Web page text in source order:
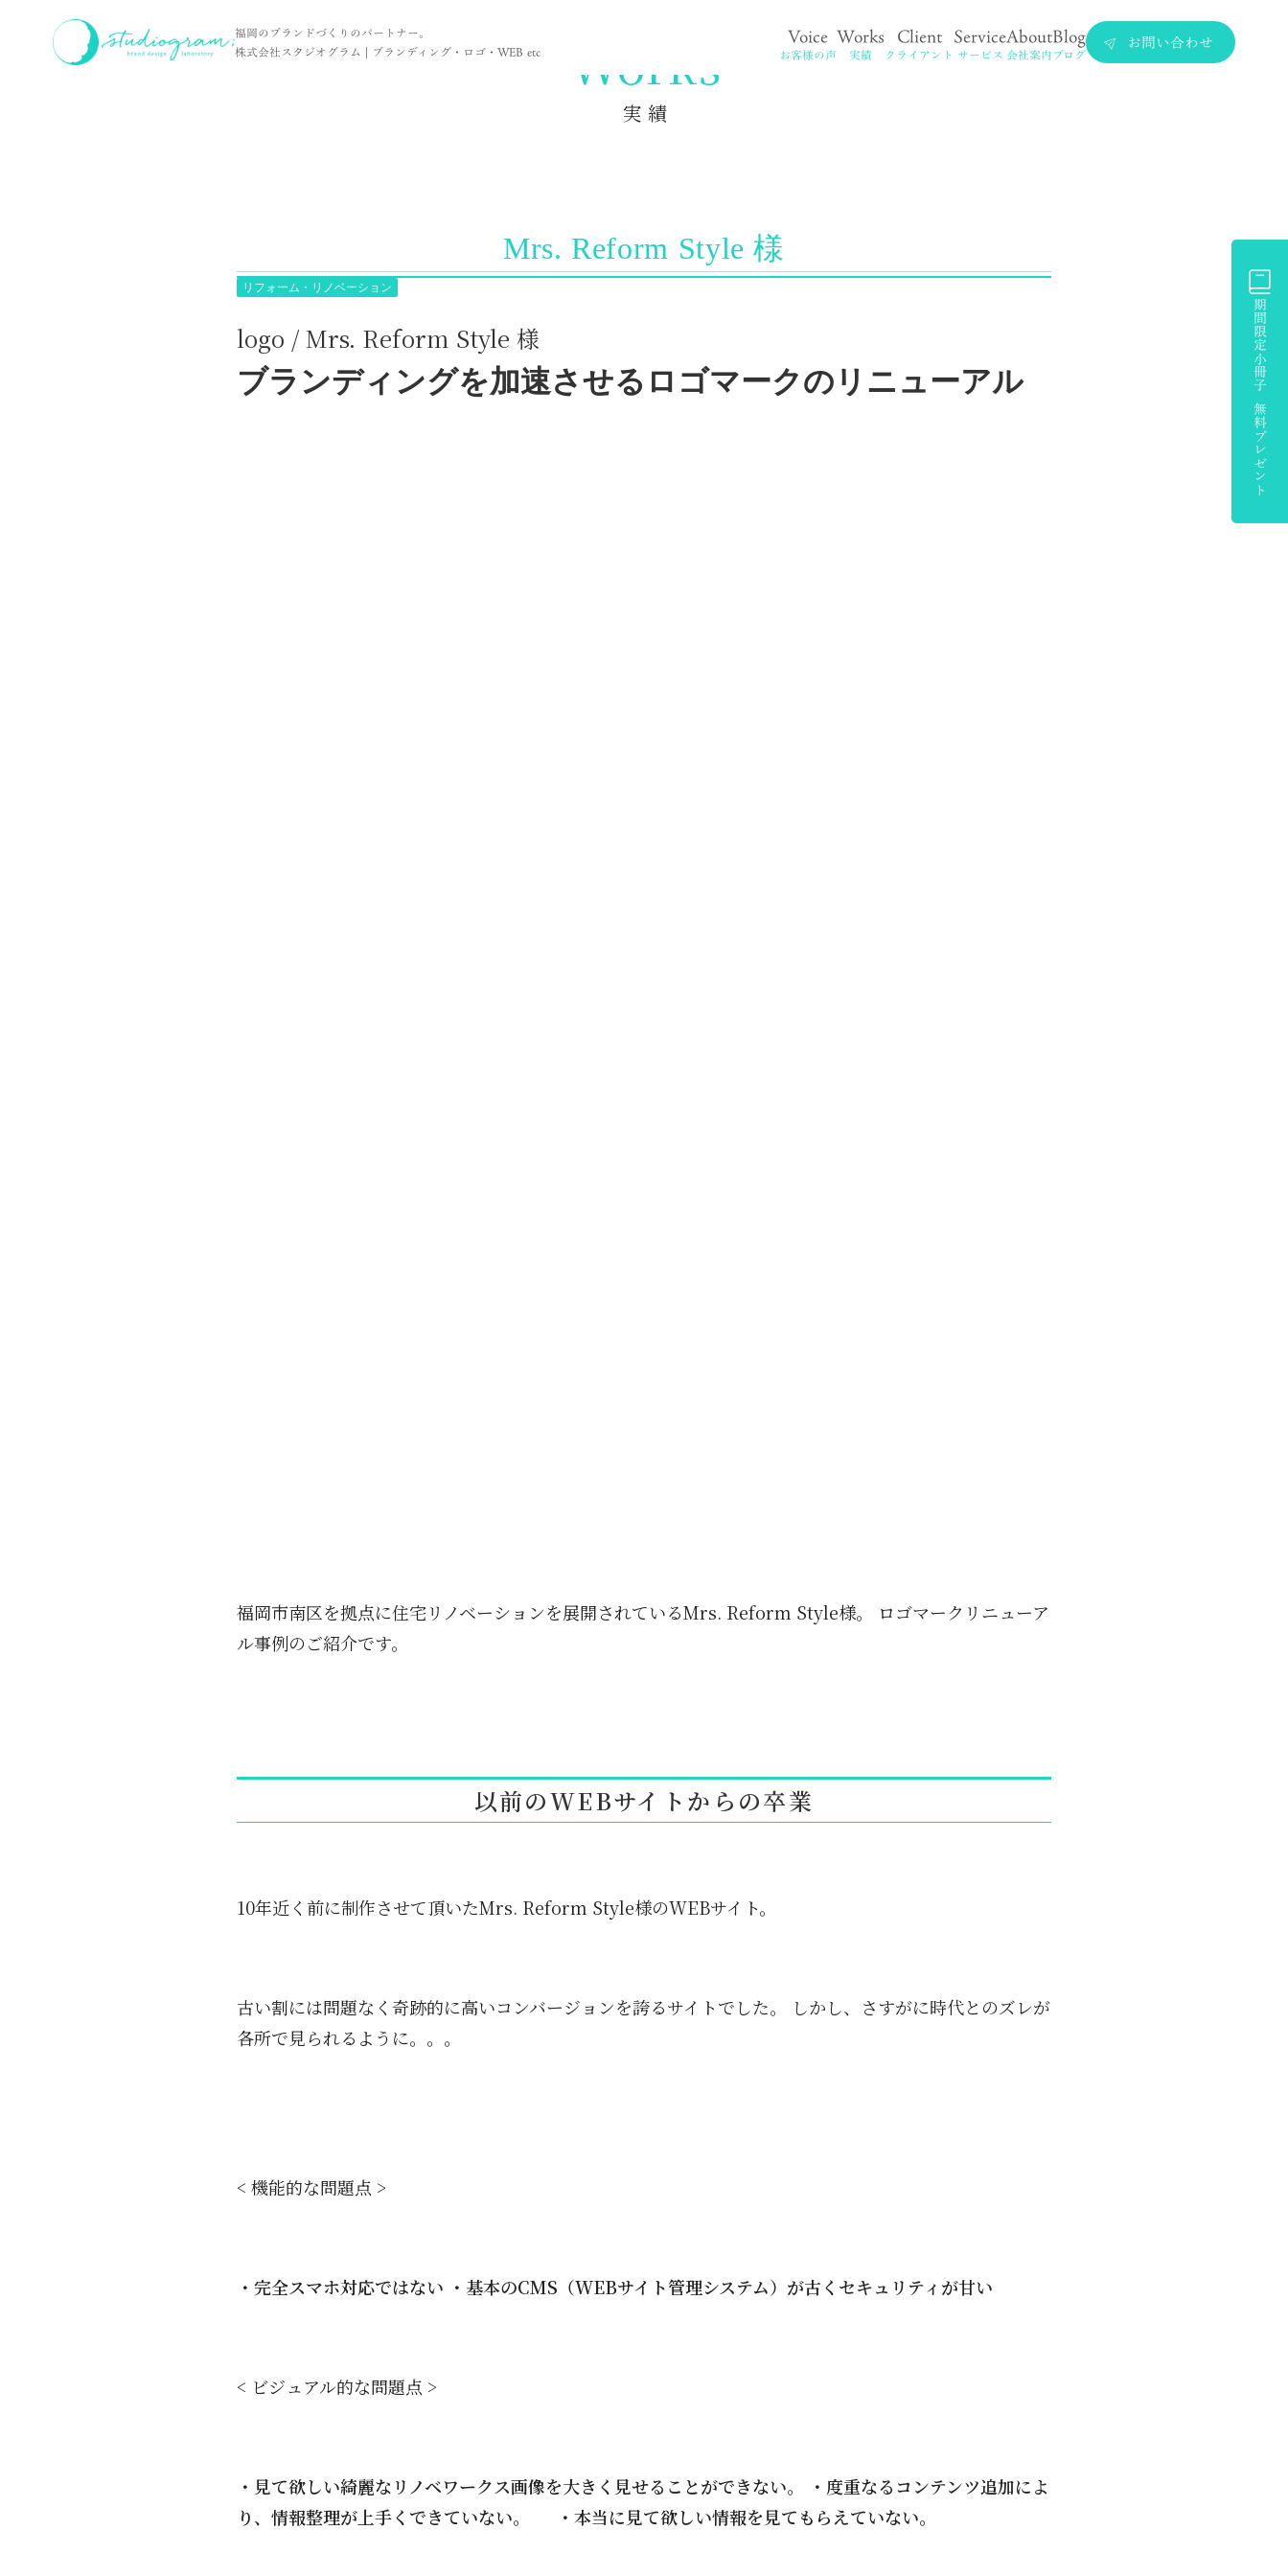
福岡のブランドづくりのパートナー。
株式会社スタジオグラム | ブランディング・ロゴ・WEB etc
Voice
お客様の声
Works
実績
Client
クライアント
Service
サービス
About
会社案内
Blog
ブログ お問い合わせ
ホーム
Works
実 績
Mrs. Reform Style 様
リフォーム・リノベーション
logo / Mrs. Reform Style 様
ブランディングを加速させるロゴマークのリニューアル
福岡市南区を拠点に住宅リノベーションを展開されているMrs. Reform Style様。 ロゴマークリニューア
ル事例のご紹介です。
以前のWEBサイトからの卒業
10年近く前に制作させて頂いたMrs. Reform Style様のWEBサイト。
古い割には問題なく奇跡的に高いコンバージョンを誇るサイトでした。 しかし、さすがに時代とのズレが
各所で見られるように。。。
< 機能的な問題点 >
・完全スマホ対応ではない ・基本のCMS（WEBサイト管理システム）が古くセキュリティが甘い
< ビジュアル的な問題点 >
・見て欲しい綺麗なリノベワークス画像を大きく見せることができない。 ・度重なるコンテンツ追加によ
り、情報整理が上手くできていない。 ・本当に見て欲しい情報を見てもらえていない。
期間限定小冊子 無料プレゼント